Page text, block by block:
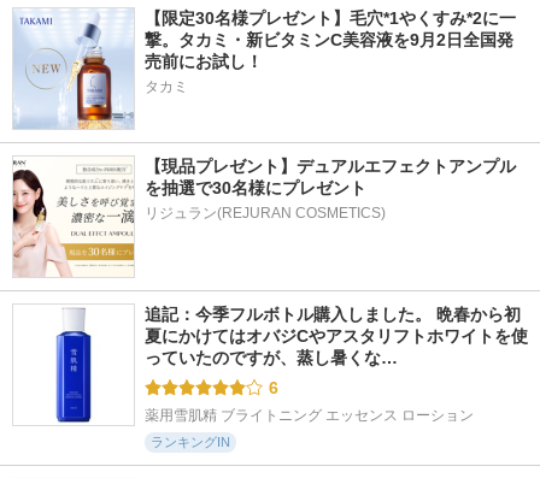
【限定30名様プレゼント】毛穴*1やくすみ*2に一
撃。タカミ・新ビタミンC美容液を9月2日全国発
売前にお試し！
タカミ
【現品プレゼント】デュアルエフェクトアンプル
を抽選で30名様にプレゼント
リジュラン(REJURAN COSMETICS)
追記：今季フルボトル購入しました。 晩春から初
夏にかけてはオバジCやアスタリフトホワイトを使
っていたのですが、蒸し暑くな…
6
薬用雪肌精 ブライトニング エッセンス ローション
ランキングIN